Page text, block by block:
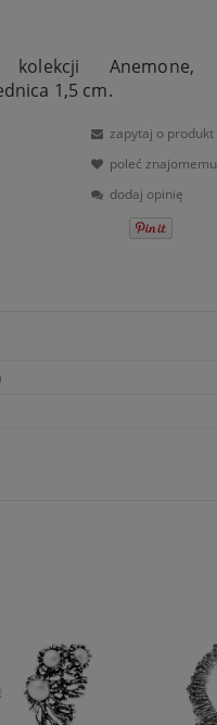
1,5 cm.
zapytaj o produkt
poleć znajomemu
dodaj opinię